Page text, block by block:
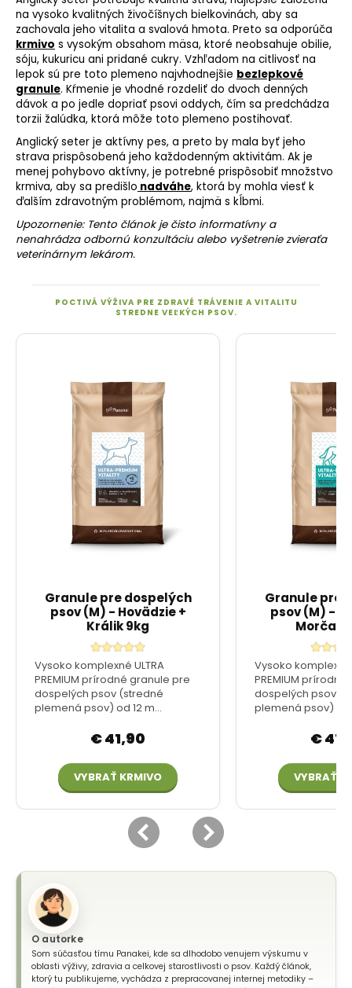
na vysoko kvalitných živočíšnych bielkovinách, aby sa
zachovala jeho vitalita a svalová hmota. Preto sa odporúča
krmivo s vysokým obsahom mäsa, ktoré neobsahuje obilie,
sóju, kukuricu ani pridané cukry. Vzhľadom na citlivosť na
lepok sú pre toto plemeno najvhodnejšie bezlepkové
granule. Kŕmenie je vhodné rozdeliť do dvoch denných
dávok a po jedle dopriať psovi oddych, čím sa predchádza
torzii žalúdka, ktorá môže toto plemeno postihovať.
Anglický seter je aktívny pes, a preto by mala byť jeho
strava prispôsobená jeho každodenným aktivitám. Ak je
menej pohybovo aktívny, je potrebné prispôsobiť množstvo
krmiva, aby sa predišlo nadváhe, ktorá by mohla viesť k
ďalším zdravotným problémom, najmä s kĺbmi.
Upozornenie: Tento článok je čisto informatívny a
nenahrádza odbornú konzultáciu alebo vyšetrenie zvieraťa
veterinárnym lekárom.
O autorke
Som súčasťou tímu Panakei, kde sa dlhodobo venujem výskumu v
oblasti výživy, zdravia a celkovej starostlivosti o psov. Každý článok,
ktorý tu publikujeme, vychádza z prepracovanej internej metodiky –